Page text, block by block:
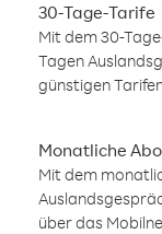
30-Tage-Tarife
Mit dem 30-
Tagen
günstigen
Monatliche
Mit dem
über das